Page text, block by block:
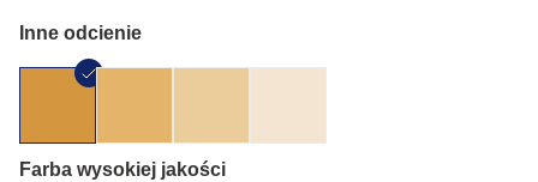
Inne odcienie
Farba wysokiej jakości